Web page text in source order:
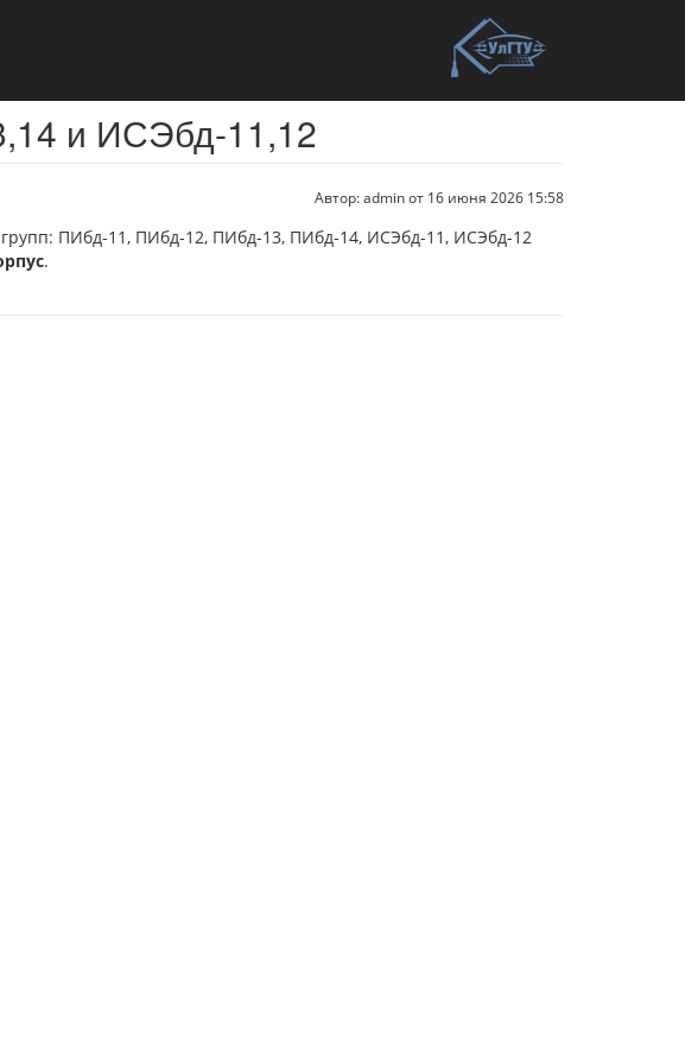
и ИСЭбд-11,12
Автор: admin от 16 июня 2026 15:58
ПИбд-11, ПИбд-12, ПИбд-13, ПИбд-14, ИСЭбд-11, ИСЭбд-12
.